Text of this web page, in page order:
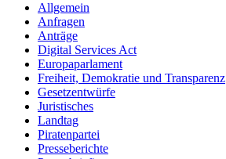
Allgemein
Anfragen
Anträge
Digital Services Act
Europaparlament
Freiheit, Demokratie und Transparenz
Gesetzentwürfe
Juristisches
Landtag
Piratenpartei
Presseberichte